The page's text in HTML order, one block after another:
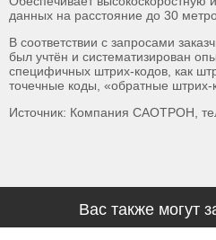
данных на расстояние до 30
В соответствии с запросами
был учтён и систематизирован
специфичных штрих-кодов, как
точечные коды, «обратные штрих-
Источник: Компания САОТРОН,
Вас также могут